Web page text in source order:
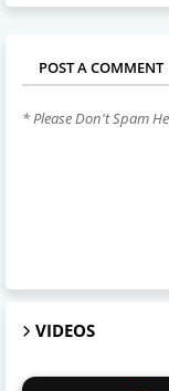
POST A COMMENT
* Please Don't Spam
VIDEOS